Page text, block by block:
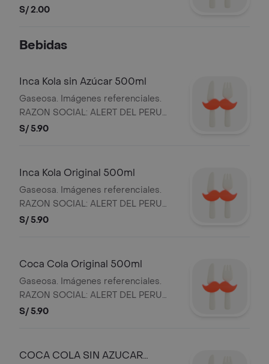
RUC: 20101869947.
S/ 2.00
Bebidas
Inca Kola sin Azúcar 500ml
Gaseosa. Imágenes referenciales.
RAZON SOCIAL: ALERT DEL PERU
S.A. Y RUC: 20101869947.
S/ 5.90
Inca Kola Original 500ml
Gaseosa. Imágenes referenciales.
RAZON SOCIAL: ALERT DEL PERU
S.A. Y RUC: 20101869947.
S/ 5.90
Coca Cola Original 500ml
Gaseosa. Imágenes referenciales.
RAZON SOCIAL: ALERT DEL PERU
S.A. Y RUC: 20101869947.
S/ 5.90
COCA COLA SIN AZUCAR